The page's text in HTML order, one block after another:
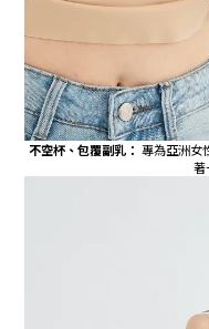
不空杯、包覆副乳： 專為亞洲女
著